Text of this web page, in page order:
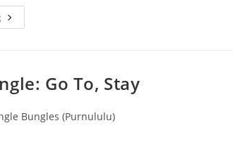
Bungle
Bungle:
Go To, Stay
Bungles (Purnululu)